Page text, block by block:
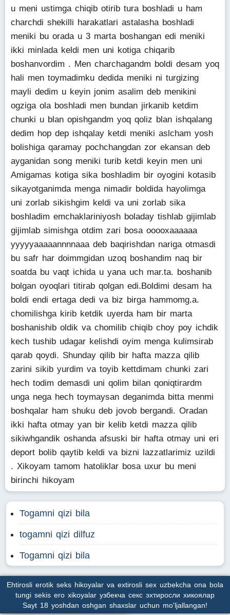
u meni ustimga chiqib otirib tura boshladi u ham
charchdi shekilli harakatlari astalasha boshladi
meniki bu orada u 3 marta boshangan edi meniki
ikki minlada keldi men uni kotiga chiqarib
boshanvordim . Men charchagandm boldi desam yoq
hali men toymadimku dedida meniki ni turgizing
mayli dedim u keyin jonim asalim deb menikini
ogziga ola boshladi men bundan jirkanib ketdim
chunki u blan opishgandm yoq qoliz blan ishqalang
dedim hop dep ishqalay ketdi meniki aslcham yosh
bolishiga qaramay pochchangdan zor ekansan deb
ayganidan song meniki turib ketdi keyin men uni
Amigamas kotiga sika boshladim bir oyogini kotasib
sikayotganimda menga nimadir boldida hayolimga
uni zorlab sikishgim keldi va uni zorlab sika
boshladim emchaklariniyosh boladay tishlab gijimlab
gijimlab simishga otdim zari bosa ooooxaaaaaa
yyyyyaaaaannnnaaa deb baqirishdan nariga otmasdi
bu safr har doimmgidan uzoq boshandim naq bir
soatda bu vaqt ichida u yana uch mar.ta. boshanib
bolgan oyoqlari titirab qolgan edi.Boldimi desam ha
boldi endi ertaga dedi va biz birga hammomg.a.
chomilishga kirib ketdik uyerda ham bir marta
boshanishib oldik va chomilib chiqib choy poy ichdik
kech tushib udagar kelishdi oyim menga kulimsirab
qarab qoydi. Shunday qilib bir hafta mazza qilib
zarini sikib yurdim va toyib kettdimam chunki zari
hech todim demasdi uni qolim bilan qoniqtirardm
unga nega hech toymaysan deganimda bitta menmi
boshqalar ham shuku deb jovob bergandi. Oradan
ikki hafta otmay yan bir kelib ketdi mazza qilib
sikiwhgandik oshanda afsuski bir hafta otmay uni eri
deport bolib qaytib keldi va bizni lazzatlarimiz uzildi
. Xikoyam tamom hatoliklar bosa uxur bu meni
birinchi hikoyam
Togamni qizi bila
togamni qizi dilfuz
Togamni qizi bila
Ehtirosli erotik seks hikoyalar va extirosli sex uzbekcha ona bola
tungi sekis ero xikoyalar узбекча секс эхтиросли хикоялар
Sayt 18 yoshdan oshgan shaxslar uchun mo'ljallangan!